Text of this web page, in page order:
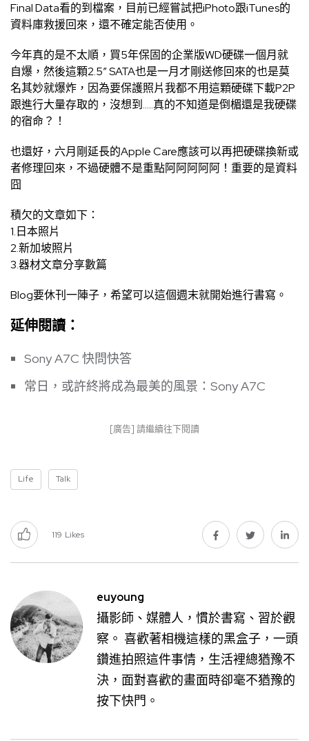
Final Data看的到檔案，目前已經嘗試把iPhoto跟iTunes的
資料庫救援回來，還不確定能否使用。
今年真的是不太順，買5年保固的企業版WD硬碟一個月就
自爆，然後這顆2.5″ SATA也是一月才剛送修回來的也是莫
名其妙就爆炸，因為要保護照片我都不用這顆硬碟下載P2P
跟進行大量存取的，沒想到…..真的不知道是倒楣還是我硬碟
的宿命？！
也還好，六月剛延長的Apple Care應該可以再把硬碟換新或
者修理回來，不過硬體不是重點阿阿阿阿阿！重要的是資料
囧
積欠的文章如下：
1.日本照片
2.新加坡照片
3.器材文章分享數篇
Blog要休刊一陣子，希望可以這個週末就開始進行書寫。
延伸閱讀：
Sony A7C 快問快答
常日，或許終將成為最美的風景：Sony A7C
[廣告] 請繼續往下閱讀
Life Talk
119 Likes
euyoung
攝影師、媒體人，慣於書寫、習於觀
察。 喜歡著相機這樣的黑盒子，一頭
鑽進拍照這件事情，生活裡總猶豫不
決，面對喜歡的畫面時卻毫不猶豫的
按下快門。